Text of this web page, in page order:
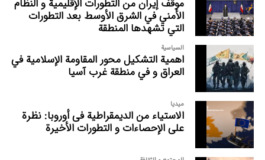
موقف إيران من التطورات الإقليمية و النظام
الأمني في الشرق الأوسط بعد التطورات
التي تشهدها المنطقة
السیاسیة
اهمیة التشکیل محور المقاومة الإسلامیة في
العراق و في منطقة غرب آسيا
میدیا
الاستیاء من الدیمقراطیة فی أوروبا: نظرة
علی الإحصاءات و التطورات الأخیرة